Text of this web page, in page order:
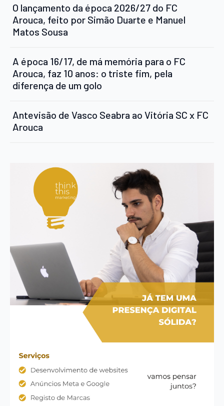
O lançamento da época 2026/27 do FC
Arouca, feito por Simão Duarte e Manuel
Matos Sousa
A época 16/17, de má memória para o FC
Arouca, faz 10 anos: o triste fim, pela
diferença de um golo
Antevisão de Vasco Seabra ao Vitória SC x FC
Arouca